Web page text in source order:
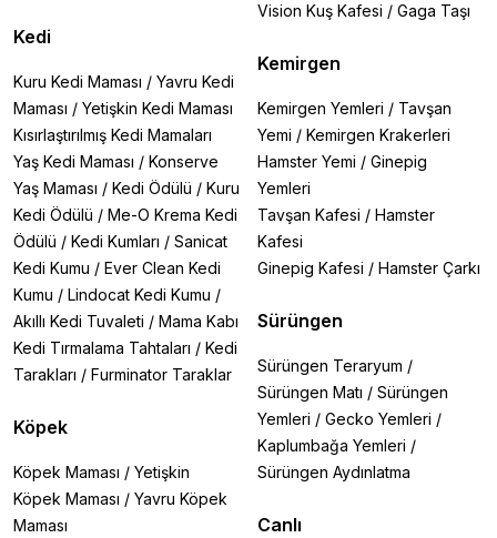
Kedi
Kuru Kedi Maması / Yavru Kedi
Maması / Yetişkin Kedi Maması
Kısırlaştırılmış Kedi Mamaları
Yaş Kedi Maması / Konserve
Yaş Maması / Kedi Ödülü / Kuru
Kedi Ödülü / Me-O Krema Kedi
Ödülü / Kedi Kumları / Sanicat
Kedi Kumu / Ever Clean Kedi
Kumu / Lindocat Kedi Kumu /
Akıllı Kedi Tuvaleti / Mama Kabı
Kedi Tırmalama Tahtaları / Kedi
Tarakları / Furminator Taraklar
Köpek
Köpek Maması / Yetişkin
Köpek Maması / Yavru Köpek
Maması
Vision Kuş Kafesi / Gaga Taşı
Kemirgen
Kemirgen Yemleri / Tavşan
Yemi / Kemirgen Krakerleri
Hamster Yemi / Ginepig
Yemleri
Tavşan Kafesi / Hamster
Kafesi
Ginepig Kafesi / Hamster Çarkı
Sürüngen
Sürüngen Teraryum /
Sürüngen Matı / Sürüngen
Yemleri / Gecko Yemleri /
Kaplumbağa Yemleri /
Sürüngen Aydınlatma
Canlı